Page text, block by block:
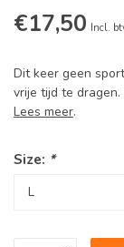
€17,50 Incl.
Dit keer geen
vrije tijd te
Lees meer.
Size: *